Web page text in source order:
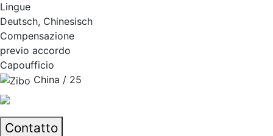
Lingue
Deutsch, Chinesisch
Compensazione
previo accordo
Capoufficio
China / 25
Contatto